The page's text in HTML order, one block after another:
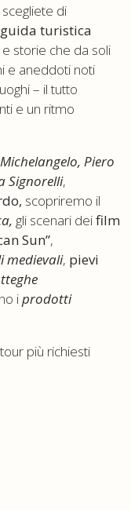
di
guida turistica
e storie che da soli
e aneddoti noti
– il tutto
e un ritmo
Michelangelo, Piero
Signorelli,
scopriremo il
gli scenari deifilm
Sun”,
medievali, pievi
iprodotti
più richiesti